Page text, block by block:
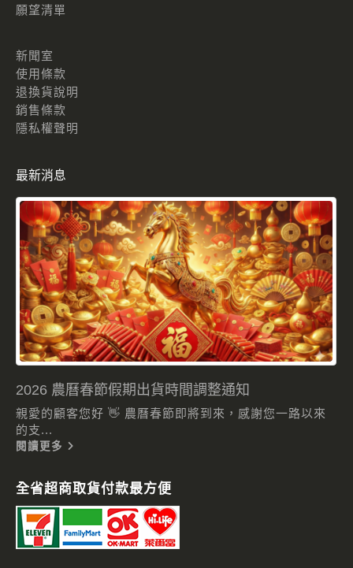
願望清單
新聞室
使用條款
退換貨說明
銷售條款
隱私權聲明
最新消息
2026 農曆春節假期出貨時間調整通知
親愛的顧客您好 👋 農曆春節即將到來，感謝您一路以來
的支...
閱讀更多
全省超商取貨付款最方便